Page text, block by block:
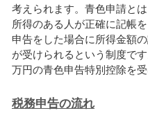
考えられます。青色申請と
所得のある人が正確に記帳
申告をした場合に所得金額
が受けられるという制度で
万円の青色申告特別控除を
税務申告の流れ